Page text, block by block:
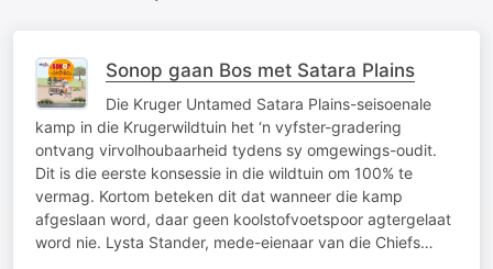
Sonop gaan Bos met Satara Plains
Die Kruger Untamed Satara Plains-seisoenale
kamp in die Krugerwildtuin het ‘n vyfster-gradering
ontvang virvolhoubaarheid tydens sy omgewings-oudit.
Dit is die eerste konsessie in die wildtuin om 100% te
vermag. Kortom beteken dit dat wanneer die kamp
afgeslaan word, daar geen koolstofvoetspoor agtergelaat
word nie. Lysta Stander, mede-eienaar van die Chiefs…